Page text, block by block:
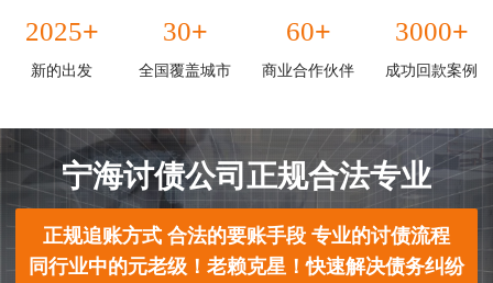
2025+
新的出发
30+
全国覆盖城市
60+
商业合作伙伴
3000+
成功回款案例
宁海讨债公司正规合法专业
正规追账方式 合法的要账手段 专业的讨债流程
同行业中的元老级！老赖克星！快速解决债务纠纷